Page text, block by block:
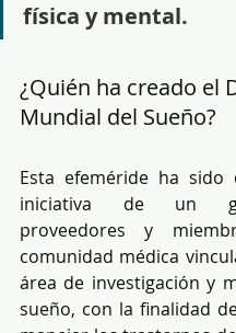
física y mental.
¿Quién ha creado el
Mundial del Sueño?
Esta efeméride ha sido
iniciativa de un
proveedores y
comunidad médica
área de investigación y
sueño, con la finalidad